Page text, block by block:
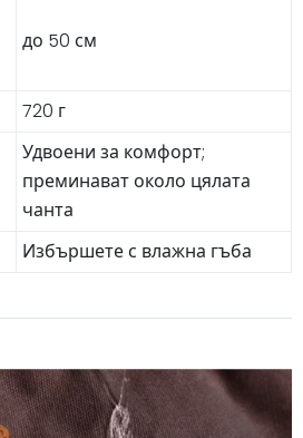
до 50 см
720 г
Удвоени за комфорт;
преминават около цялата
чанта
Избършете с влажна гъба